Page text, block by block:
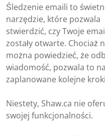
Śledzenie emaili to
narzędzie, które pozwala
stwierdzić, czy Twoje
zostały otwarte. Chociaż
można powiedzieć, że
wiadomość, pozwala to
zaplanowane kolejne
Niestety, Shaw.ca nie
swojej funkcjonalności.